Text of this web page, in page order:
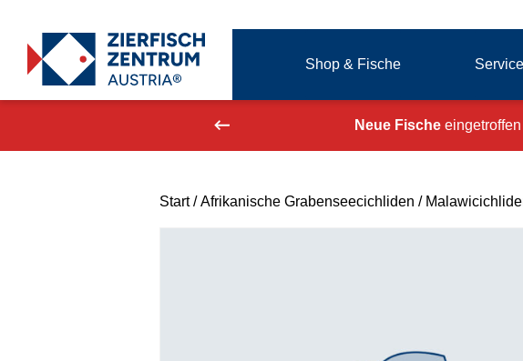
Zierfisch Aquarium Austria Shop & Fische Service
Neue Fischeeingetroffen
Start/Afrikanische Grabenseecichliden /